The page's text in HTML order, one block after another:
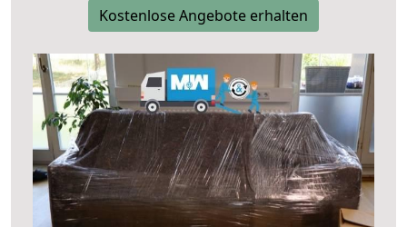
Kostenlose Angebote erhalten